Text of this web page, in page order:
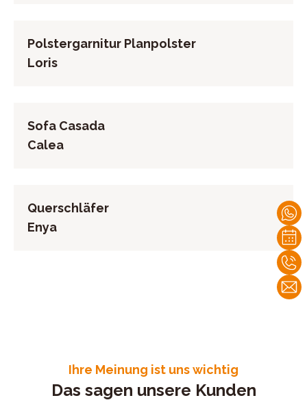
Polstergarnitur Planpolster
Loris
Sofa Casada
Calea
Querschläfer
Enya
Ihre Meinung ist uns wichtig
Das sagen unsere Kunden